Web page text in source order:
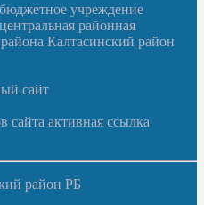
учреждение
районная
Калтасинский район
сайт
сайта активная ссылка
район РБ